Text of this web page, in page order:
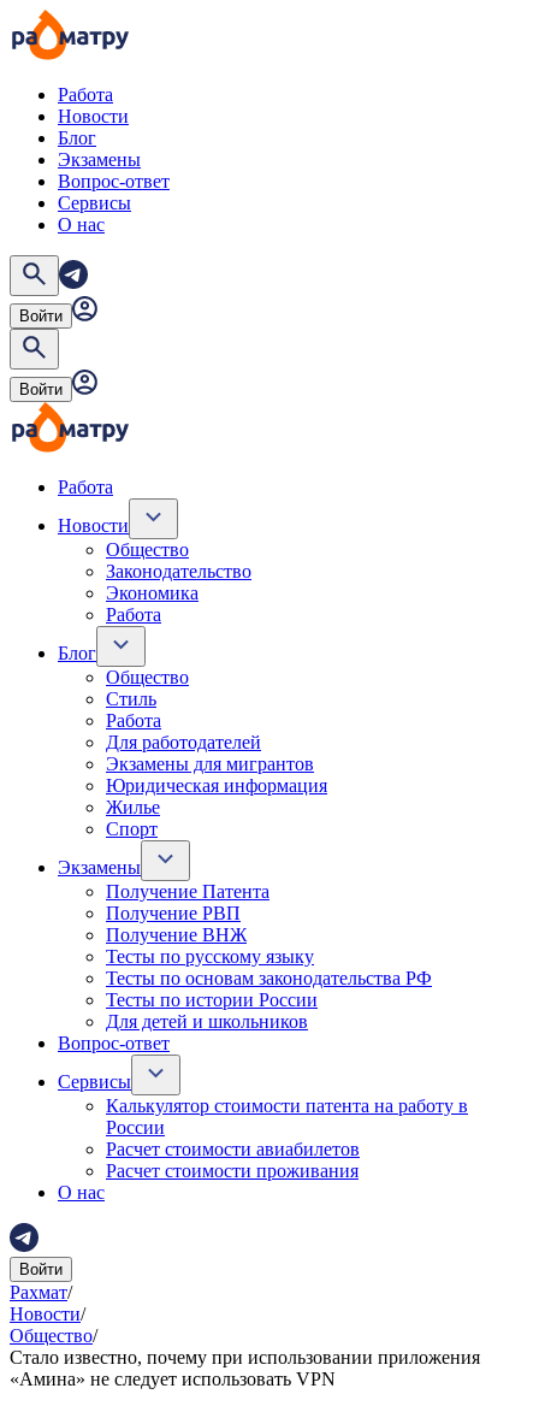
Работа
Новости
Блог
Экзамены
Вопрос-ответ
Сервисы
О нас
Войти
Войти
Работа
Новости
Общество
Законодательство
Экономика
Работа
Блог
Общество
Стиль
Работа
Для работодателей
Экзамены для мигрантов
Юридическая информация
Жилье
Спорт
Экзамены
Получение Патента
Получение РВП
Получение ВНЖ
Тесты по русскому языку
Тесты по основам законодательства РФ
Тесты по истории России
Для детей и школьников
Вопрос-ответ
Сервисы
Калькулятор стоимости патента на работу в
России
Расчет стоимости авиабилетов
Расчет стоимости проживания
О нас
Войти
Рахмат/
Новости/
Общество/
Стало известно, почему при использовании приложения
«Амина» не следует использовать VPN